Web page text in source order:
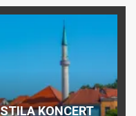
KONCERT